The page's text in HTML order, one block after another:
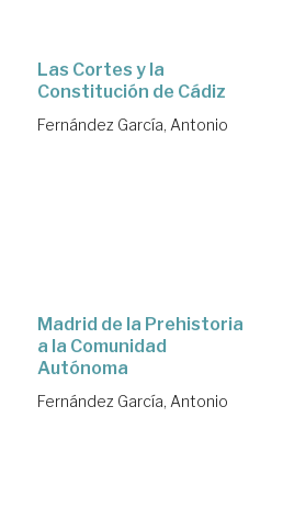
Las Cortes y la
Constitución de Cádiz
Fernández García, Antonio
Madrid de la Prehistoria
a la Comunidad
Autónoma
Fernández García, Antonio